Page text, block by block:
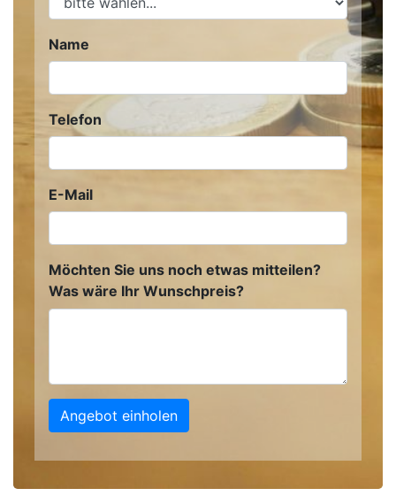
Name
Telefon
E-Mail
Möchten Sie uns noch etwas mitteilen?
Was wäre Ihr Wunschpreis?
Angebot einholen